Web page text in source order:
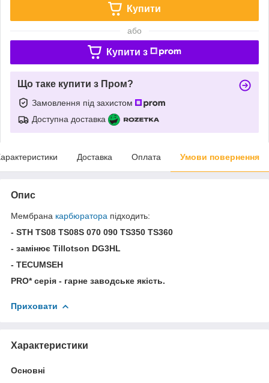
Купити
або
Купити з
Що таке купити з Пром?
Замовлення під захистом
Доступна доставка
Доставка Оплата Умови повернення
Опис
Мембрана карбюратора підходить:
- STH TS08 TS08S 070 090 TS350 TS360
- замінює Tillotson DG3HL
- TECUMSEH
PRO* серія - гарне заводське якість.
Приховати
Характеристики
Основні